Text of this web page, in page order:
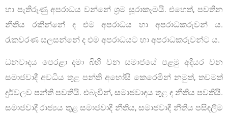
හා පැතිරුණු අපරාධය වන්නේ ශ්‍රම සූරාකෑමයි. එහෙත්, පවතින
නීතිය රකින්නේ ද එම අපරාධය හා අපරාධකරුවන් ය.
රැකවරණ සලසන්නේ ද එම අපරාධයට හා අපරාධකරුවන්ට ය.
ධනවාදය පෙරළා දමා බිහි වන සමාජයේ පළමු අදියර වන
සමාජවාදී අවධිය තුළ පන්ති අහෝසි කෙරෙමින් නමුත්, තවමත්
දුර්වලව පන්ති පවතියි. එබැවින්, සමාජවාදය තුළ ද නීතිය පවතියි.
සමාජවාදී රාජ්‍යය තුළ සමාජවාදී නීතිය, සමාජවාදී නීතිය පසිඳලීම